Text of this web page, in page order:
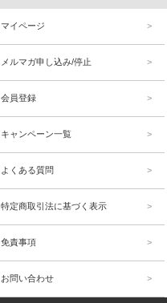
マイページ
メルマガ申し込み/停止
会員登録
キャンペーン一覧
よくある質問
特定商取引法に基づく表示
免責事項
お問い合わせ